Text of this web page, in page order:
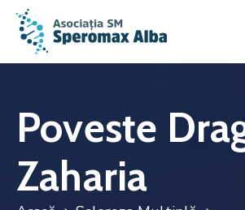
noi
Scleroza
Multiplă
Poveste
Zaharia